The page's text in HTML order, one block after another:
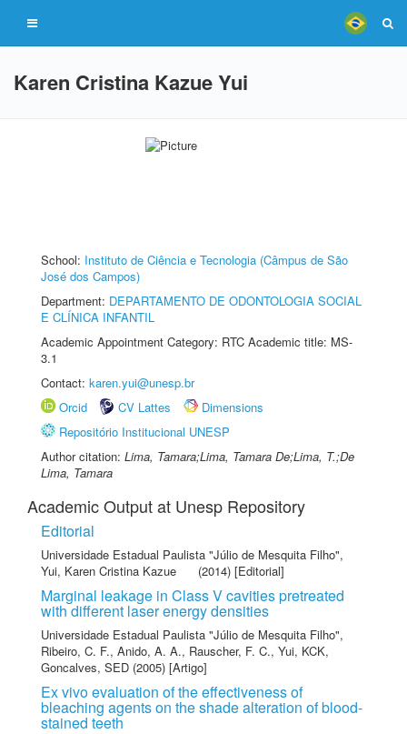
Karen Cristina Kazue Yui
School: Instituto de Ciência e Tecnologia (Câmpus de São
José dos Campos)
Department: DEPARTAMENTO DE ODONTOLOGIA SOCIAL
E CLÍNICA INFANTIL
Academic Appointment Category: RTC Academic title: MS-
3.1
Contact: karen.yui@unesp.br
Orcid
CV Lattes
Dimensions
Repositório Institucional UNESP
Author citation: Lima, Tamara;Lima, Tamara De;Lima, T.;De
Lima, Tamara
Academic Output at Unesp Repository
Editorial
Universidade Estadual Paulista "Júlio de Mesquita Filho",
Yui, Karen Cristina Kazue
(2014) [Editorial]
Marginal leakage in Class V cavities pretreated
with different laser energy densities
Universidade Estadual Paulista "Júlio de Mesquita Filho",
Ribeiro, C. F., Anido, A. A., Rauscher, F. C., Yui, KCK,
Goncalves, SED (2005) [Artigo]
Ex vivo evaluation of the effectiveness of
bleaching agents on the shade alteration of blood-
stained teeth